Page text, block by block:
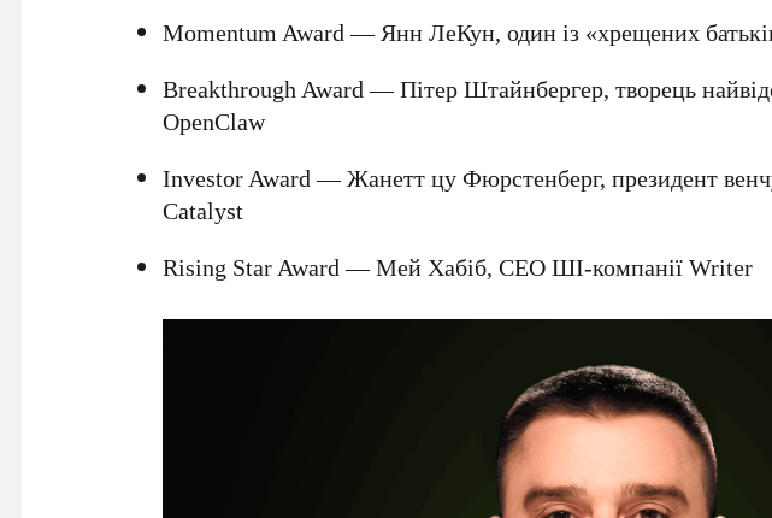
Momentum Award—Янн ЛеКун, один із «хрещених
Breakthrough Award—Пітер Штайнбергер, творець
OpenClaw
Investor Award—Жанетт цу Фюрстенберг, президент
Catalyst
Rising Star Award—Мей Хабіб, СЕО ШІ-компаніїWriter